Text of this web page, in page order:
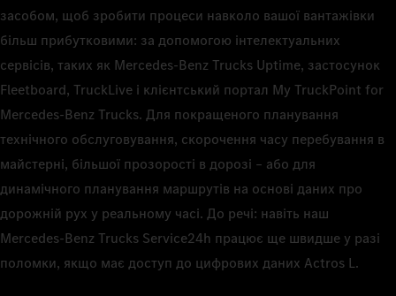
засобом, щоб зробити процеси навколо вашої вантажівки
більш прибутковими: за допомогою інтелектуальних
сервісів, таких як Mercedes‑Benz Trucks Uptime, застосунок
Fleetboard, TruckLive і клієнтський портал My TruckPoint for
Mercedes‑Benz Trucks. Для покращеного планування
технічного обслуговування, скорочення часу перебування в
майстерні, більшої прозорості в дорозі – або для
динамічного планування маршрутів на основі даних про
дорожній рух у реальному часі. До речі: навіть наш
Mercedes‑Benz Trucks Service24h працює ще швидше у разі
поломки, якщо має доступ до цифрових даних Actros L.